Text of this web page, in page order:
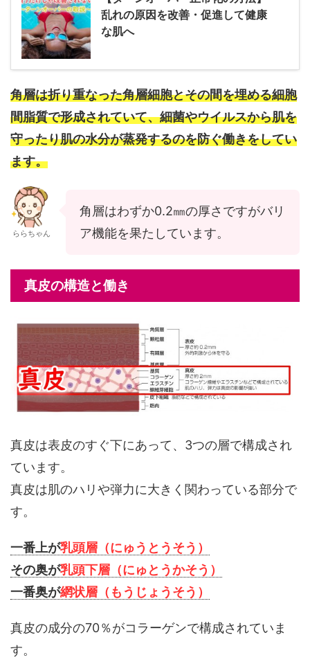
乱れの原因を改善・促進して健康
な肌へ
角層は折り重なった角層細胞とその間を埋める細胞
間脂質で形成されていて、細菌やウイルスから肌を
守ったり肌の水分が蒸発するのを防ぐ働きをしてい
ます。
ららちゃん
角層はわずか0.2㎜の厚さですがバリ
ア機能を果たしています。
真皮の構造と働き
真皮は表皮のすぐ下にあって、3つの層で構成され
ています。
真皮は肌のハリや弾力に大きく関わっている部分で
す。
一番上が乳頭層（にゅうとうそう）
その奥が乳頭下層（にゅとうかそう）
一番奥が網状層（もうじょうそう）
真皮の成分の70％がコラーゲンで構成されていま
す。